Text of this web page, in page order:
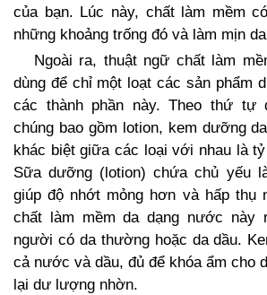
của bạn. Lúc này, chất làm mềm
những khoảng trống đó và làm mịn
Ngoài ra, thuật ngữ chất làm
dùng để chỉ một loạt các sản phẩm
các thành phần này. Theo thứ tự
chúng bao gồm lotion, kem dưỡng
khác biệt giữa các loại với nhau là
Sữa dưỡng (lotion) chứa chủ yếu
giúp độ nhớt mỏng hơn và hấp thụ
chất làm mềm da dạng nước này
người có da thường hoặc da dầu.
cả nước và dầu, đủ để khóa ẩm cho
lại dư lượng nhờn.